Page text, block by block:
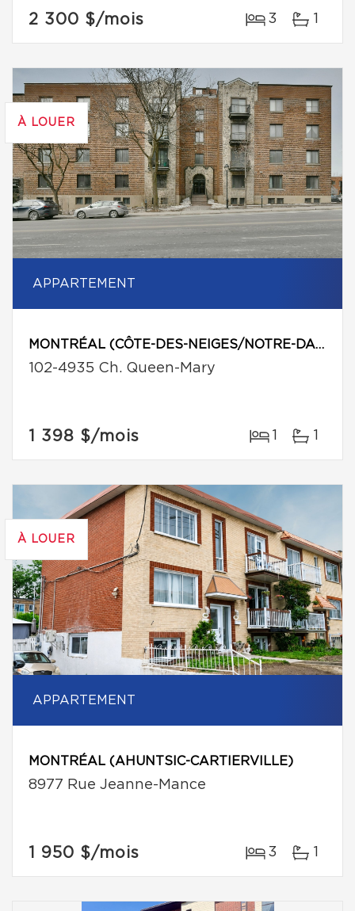
2 300 $/mois 3 1
À LOUER
APPARTEMENT
MONTRÉAL (CÔTE-DES-NEIGES/NOTRE-DAME-DE-GRÂCE)
102-4935 Ch. Queen-Mary
1 398 $/mois 1 1
À LOUER
APPARTEMENT
MONTRÉAL (AHUNTSIC-CARTIERVILLE)
8977 Rue Jeanne-Mance
1 950 $/mois 3 1